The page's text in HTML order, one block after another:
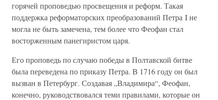
горячей проповедью просвещения и реформ. Такая
поддержка реформаторских преобразований Петра I не
могла не быть замечена, тем более что Феофан стал
восторженным панегиристом царя.
Его проповедь по случаю победы в Полтавской битве
была переведена по приказу Петра. В 1716 году он был
вызван в Петербург. Создавая „Владимира“, Феофан,
конечно, руководствовался теми правилами, которые он